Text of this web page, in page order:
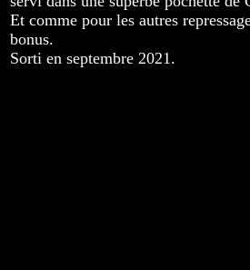
Et comme pour les autres
bonus.
Sorti en septembre 2021.